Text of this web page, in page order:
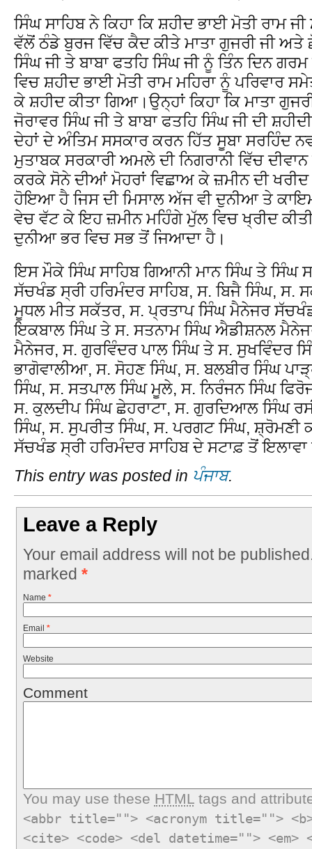
ਸਿੰਘ ਸਾਹਿਬ ਨੇ ਕਿਹਾ ਕਿ ਸ਼ਹੀਦ ਭਾਈ ਮੋਤੀ ਰਾਮ
ਵੱਲੋਂ ਠੰਡੇ ਬੁਰਜ ਵਿੱਚ ਕੈਦ ਕੀਤੇ ਮਾਤਾ ਗੁਜਰੀ ਜੀ ਅਤੇ
ਸਿੰਘ ਜੀ ਤੇ ਬਾਬਾ ਫਤਹਿ ਸਿੰਘ ਜੀ ਨੂੰ ਤਿੰਨ ਦਿਨ
ਵਿਚ ਸ਼ਹੀਦ ਭਾਈ ਮੋਤੀ ਰਾਮ ਮਹਿਰਾ ਨੂੰ ਪਰਿਵਾਰ
ਕੇ ਸ਼ਹੀਦ ਕੀਤਾ ਗਿਆ।ਉਨ੍ਹਾਂ ਕਿਹਾ ਕਿ ਮਾਤਾ
ਜੋਰਾਵਰ ਸਿੰਘ ਜੀ ਤੇ ਬਾਬਾ ਫਤਹਿ ਸਿੰਘ ਜੀ ਦੀ
ਦੇਹਾਂ ਦੇ ਅੰਤਿਮ ਸਸਕਾਰ ਕਰਨ ਹਿੱਤ ਸੂਬਾ ਸਰਹਿੰਦ
ਮੁਤਾਬਕ ਸਰਕਾਰੀ ਅਮਲੇ ਦੀ ਨਿਗਰਾਨੀ ਵਿੱਚ
ਕਰਕੇ ਸੋਨੇ ਦੀਆਂ ਮੋਹਰਾਂ ਵਿਛਾਅ ਕੇ ਜ਼ਮੀਨ ਦੀ
ਹੋਇਆ ਹੈ ਜਿਸ ਦੀ ਮਿਸਾਲ ਅੱਜ ਵੀ ਦੁਨੀਆ ਤੇ
ਵੇਚ ਵੱਟ ਕੇ ਇਹ ਜ਼ਮੀਨ ਮਹਿੰਗੇ ਮੁੱਲ ਵਿਚ ਖ੍ਰੀਦ
ਦੁਨੀਆ ਭਰ ਵਿਚ ਸਭ ਤੋਂ ਜਿਆਦਾ ਹੈ।
ਇਸ ਮੌਕੇ ਸਿੰਘ ਸਾਹਿਬ ਗਿਆਨੀ ਮਾਨ ਸਿੰਘ ਤੇ ਸਿੰਘ
ਸੱਚਖੰਡ ਸ੍ਰੀ ਹਰਿਮੰਦਰ ਸਾਹਿਬ, ਸ. ਬਿਜੈ ਸਿੰਘ, ਸ.
ਮੂਧਲ ਮੀਤ ਸਕੱਤਰ, ਸ. ਪ੍ਰਤਾਪ ਸਿੰਘ ਮੈਨੇਜਰ
ਇਕਬਾਲ ਸਿੰਘ ਤੇ ਸ. ਸਤਨਾਮ ਸਿੰਘ ਐਡੀਸ਼ਨਲ
ਮੈਨੇਜਰ, ਸ. ਗੁਰਵਿੰਦਰ ਪਾਲ ਸਿੰਘ ਤੇ ਸ. ਸੁਖਵਿੰਦਰ
ਭਾਗੋਵਾਲੀਆ, ਸ. ਸੋਹਣ ਸਿੰਘ, ਸ. ਬਲਬੀਰ ਸਿੰਘ
ਸਿੰਘ, ਸ. ਸਤਪਾਲ ਸਿੰਘ ਮੂਲੇ, ਸ. ਨਿਰੰਜਨ ਸਿੰਘ
ਸ. ਕੁਲਦੀਪ ਸਿੰਘ ਛੇਹਰਾਟਾ, ਸ. ਗੁਰਦਿਆਲ ਸਿੰਘ
ਸਿੰਘ, ਸ. ਸੁਪਰੀਤ ਸਿੰਘ, ਸ. ਪਰਗਟ ਸਿੰਘ, ਸ਼੍ਰੋਮਣੀ
ਸੱਚਖੰਡ ਸ੍ਰੀ ਹਰਿਮੰਦਰ ਸਾਹਿਬ ਦੇ ਸਟਾਫ਼ ਤੋਂ
This entry was posted in ਪੰਜਾਬ.
Leave a Reply
Your email address will not be
marked *
Name *
Email *
Website
Comment
You may use these HTMLtags and
<abbr title=""> <acronym title="">
<cite> <code> <del datetime="">